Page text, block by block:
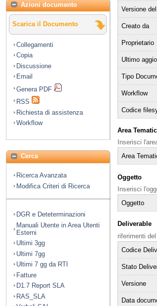
Azioni documento
Scarica il Documento
Collegamenti
Copia
Discussione
Email
Genera PDF
RSS
Richiesta di assistenza
Workflow
Cerca
Ricerca Avanzata
Modifica Criteri di Ricerca
DGR e Deteterminazioni
Manuali Utente in Area Utenti
Esterni
Ultimi 3gg
Ultimi 7gg
Ultimi 7 gg da RTI
Fatture
D1.7 Report SLA
RAS_SLA
Versione
Creato da
Proprietario
Ultimo
Tipo
Workflow
Codice
Area
Inserisci
Area
Oggetto
Inserisci
Oggetto
Deliverable
riferimenti
Codice
Stato
Versione
Data